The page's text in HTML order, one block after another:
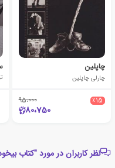
چاپلین
چارلی چاپلین
٪15 95،000
80،750
نظر کاربران در مورد "کتاب